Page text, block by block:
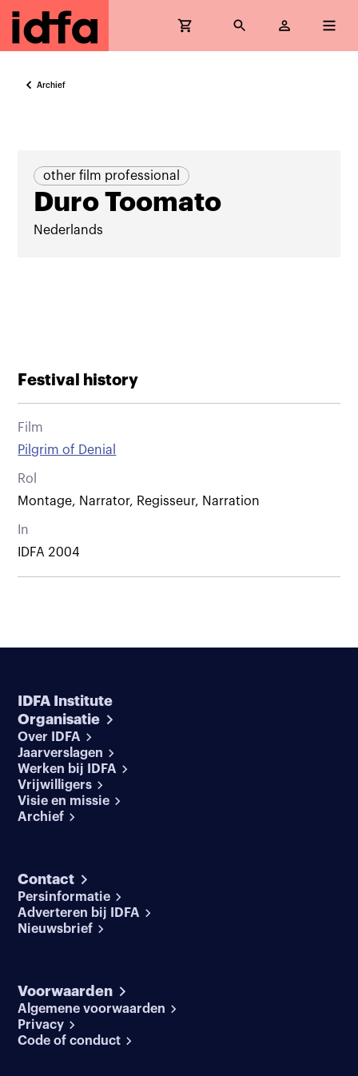
Archief
other film professional
Duro Toomato
Nederlands
Festival history
Film
Pilgrim of Denial
Rol
Montage, Narrator, Regisseur, Narration
In
IDFA 2004
IDFA Institute
Organisatie
Over IDFA
Jaarverslagen
Werken bij IDFA
Vrijwilligers
Visie en missie
Archief
Contact
Persinformatie
Adverteren bij IDFA
Nieuwsbrief
Voorwaarden
Algemene voorwaarden
Privacy
Code of conduct